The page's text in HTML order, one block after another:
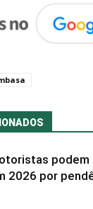
podem
2026 por